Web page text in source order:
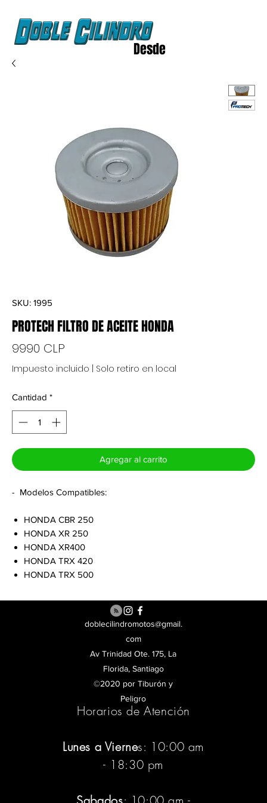
Desde
SKU: 1995
PROTECH FILTRO DE ACEITE HONDA
9990 CLP
Impuesto incluido Solo retiro en local
Cantidad *
Agregar al carrito
- Modelos Compatibles:
HONDA CBR 250
HONDA XR 250
HONDA XR400
HONDA TRX 420
HONDA TRX 500
doblecilindromotos@gmail.
com
Av Trinidad Ote. 175, La
Florida, Santiago
©2020 por Tiburón y
Peligro
Horarios de Atención
Lunes a Viernes: 10:00 am
- 18:30 pm